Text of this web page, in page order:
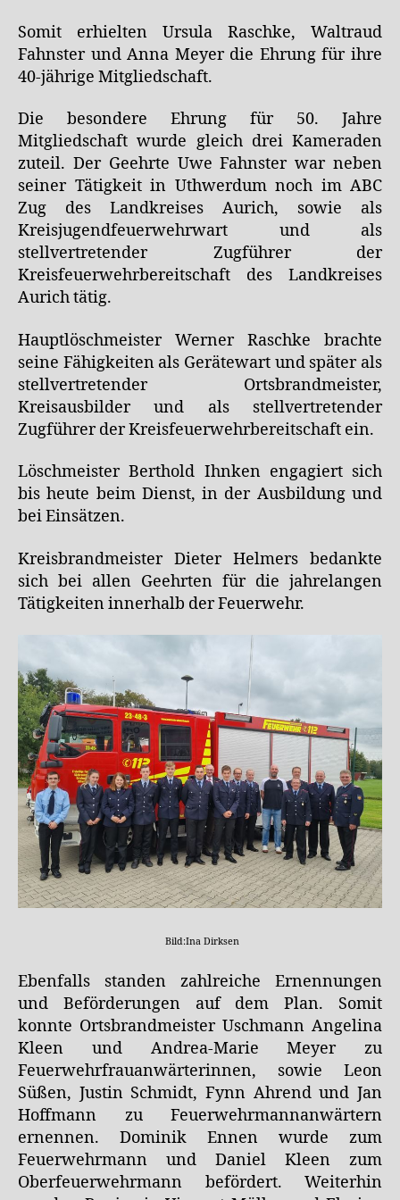
Somit erhielten Ursula Raschke, Waltraud
Fahnster und Anna Meyer die Ehrung für ihre
40-jährige Mitgliedschaft.
Die besondere Ehrung für 50. Jahre
Mitgliedschaft wurde gleich drei Kameraden
zuteil. Der Geehrte Uwe Fahnster war neben
seiner Tätigkeit in Uthwerdum noch im ABC
Zug des Landkreises Aurich, sowie als
Kreisjugendfeuerwehrwart und als
stellvertretender Zugführer der
Kreisfeuerwehrbereitschaft des Landkreises
Aurich tätig.
Hauptlöschmeister Werner Raschke brachte
seine Fähigkeiten als Gerätewart und später als
stellvertretender Ortsbrandmeister,
Kreisausbilder und als stellvertretender
Zugführer der Kreisfeuerwehrbereitschaft ein.
Löschmeister Berthold Ihnken engagiert sich
bis heute beim Dienst, in der Ausbildung und
bei Einsätzen.
Kreisbrandmeister Dieter Helmers bedankte
sich bei allen Geehrten für die jahrelangen
Tätigkeiten innerhalb der Feuerwehr.
Bild:Ina Dirksen
Ebenfalls standen zahlreiche Ernennungen
und Beförderungen auf dem Plan. Somit
konnte Ortsbrandmeister Uschmann Angelina
Kleen und Andrea-Marie Meyer zu
Feuerwehrfrauanwärterinnen, sowie Leon
Süßen, Justin Schmidt, Fynn Ahrend und Jan
Hoffmann zu Feuerwehrmannanwärtern
ernennen. Dominik Ennen wurde zum
Feuerwehrmann und Daniel Kleen zum
Oberfeuerwehrmann befördert. Weiterhin